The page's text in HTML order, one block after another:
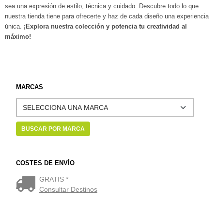
MARCAS
COSTES DE ENVÍO
GRATIS *
Consultar Destinos
sea una expresión de estilo, técnica y cuidado. Descubre todo lo que
nuestra tienda tiene para ofrecerte y haz de cada diseño una experiencia
única.
¡Explora nuestra colección y potencia tu creatividad al
máximo!